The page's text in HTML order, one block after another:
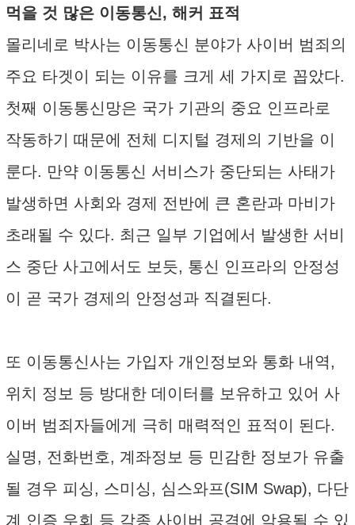
먹을 것 많은 이동통신, 해커 표적
몰리네로 박사는 이동통신 분야가 사이버 범죄의
주요 타겟이 되는 이유를 크게 세 가지로 꼽았다.
첫째 이동통신망은 국가 기관의 중요 인프라로
작동하기 때문에 전체 디지털 경제의 기반을 이
룬다. 만약 이동통신 서비스가 중단되는 사태가
발생하면 사회와 경제 전반에 큰 혼란과 마비가
초래될 수 있다. 최근 일부 기업에서 발생한 서비
스 중단 사고에서도 보듯, 통신 인프라의 안정성
이 곧 국가 경제의 안정성과 직결된다.
또 이동통신사는 가입자 개인정보와 통화 내역,
위치 정보 등 방대한 데이터를 보유하고 있어 사
이버 범죄자들에게 극히 매력적인 표적이 된다.
실명, 전화번호, 계좌정보 등 민감한 정보가 유출
될 경우 피싱, 스미싱, 심스와프(SIM Swap), 다단
계 인증 우회 등 각종 사이버 공격에 악용될 수 있